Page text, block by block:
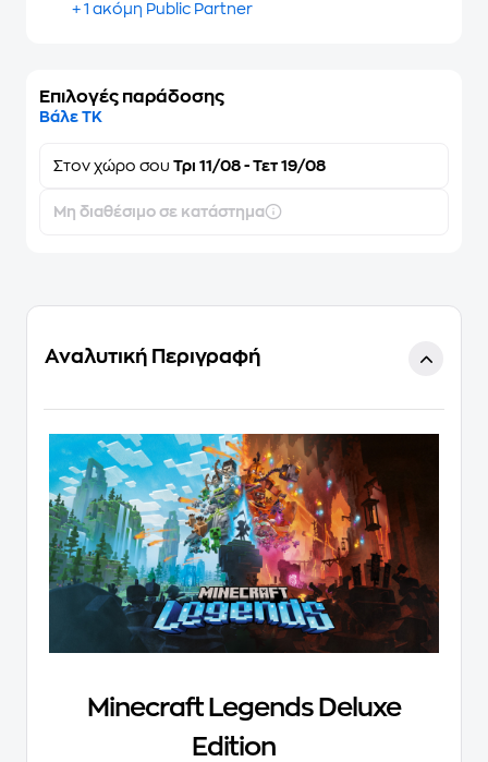
+ 1 ακόμη Public Partner
Επιλογές παράδοσης
Βάλε ΤΚ
Στον χώρο σου Τρι 11/08 - Τετ 19/08
Μη διαθέσιμο σε κατάστημα
Αναλυτική Περιγραφή
Minecraft Legends Deluxe
Edition